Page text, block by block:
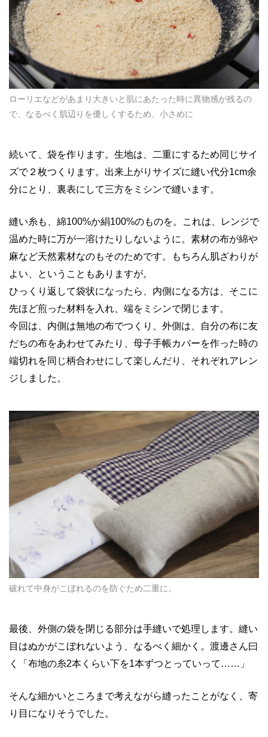
ローリエなどがあまり大きいと肌にあたった時に異物感が残るの
で、なるべく肌辺りを優しくするため、小さめに
続いて、袋を作ります。生地は、二重にするため同じサイ
ズで２枚つくります。出来上がりサイズに縫い代分1cm余
分にとり、裏表にして三方をミシンで縫います。
縫い糸も、綿100%か絹100%のものを。これは、レンジで
温めた時に万が一溶けたりしないように。素材の布が綿や
麻など天然素材なのもそのためです。もちろん肌ざわりが
よい、ということもありますが。
ひっくり返して袋状になったら、内側になる方は、そこに
先ほど煎った材料を入れ、端をミシンで閉じます。
今回は、内側は無地の布でつくり、外側は、自分の布に友
だちの布をあわせてみたり、母子手帳カバーを作った時の
端切れを同じ柄合わせにして楽しんだり、それぞれアレン
ジしました。
破れて中身がこぼれるのを防ぐため二重に。
最後、外側の袋を閉じる部分は手縫いで処理します。縫い
目はぬかがこぼれないよう、なるべく細かく。渡邊さん曰
く「布地の糸2本くらい下を1本ずつとっていって……」
そんな細かいところまで考えながら縫ったことがなく、寄
り目になりそうでした。